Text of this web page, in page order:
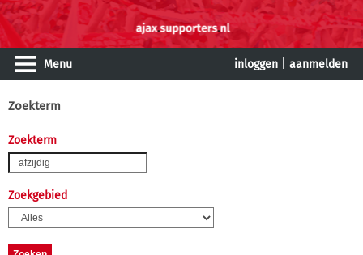
Menu inloggen aanmelden
Zoekterm
Zoekterm
Zoekgebied